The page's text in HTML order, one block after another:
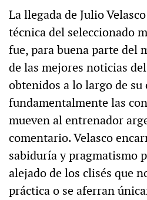
La llegada de Julio
técnica del seleccionado
fue, para buena parte del
de las mejores noticias
obtenidos a lo largo de su
fundamentalmente las
mueven al entrenador
comentario. Velasco
sabiduría y pragmatismo
alejado de los clisés que
práctica o se aferran